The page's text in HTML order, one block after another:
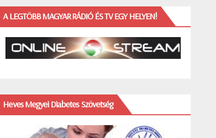
A LEGTÖBB MAGYAR RÁDIÓ ÉS TV EGY HELYEN!
Heves Megyei Diabetes Szövetség